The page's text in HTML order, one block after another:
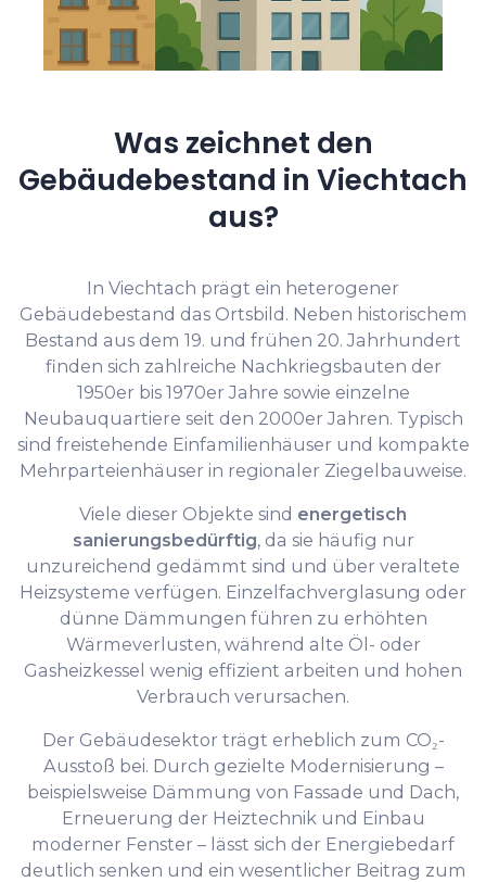
Was zeichnet den
Gebäudebestand in Viechtach
aus?
In Viechtach prägt ein heterogener
Gebäudebestand das Ortsbild. Neben historischem
Bestand aus dem 19. und frühen 20. Jahrhundert
finden sich zahlreiche Nachkriegsbauten der
1950er bis 1970er Jahre sowie einzelne
Neubauquartiere seit den 2000er Jahren. Typisch
sind freistehende Einfamilienhäuser und kompakte
Mehrparteienhäuser in regionaler Ziegelbauweise.
Viele dieser Objekte sind energetisch
sanierungsbedürftig, da sie häufig nur
unzureichend gedämmt sind und über veraltete
Heizsysteme verfügen. Einzelfachverglasung oder
dünne Dämmungen führen zu erhöhten
Wärmeverlusten, während alte Öl- oder
Gasheizkessel wenig effizient arbeiten und hohen
Verbrauch verursachen.
Der Gebäudesektor trägt erheblich zum CO₂-
Ausstoß bei. Durch gezielte Modernisierung –
beispielsweise Dämmung von Fassade und Dach,
Erneuerung der Heiztechnik und Einbau
moderner Fenster – lässt sich der Energiebedarf
deutlich senken und ein wesentlicher Beitrag zum